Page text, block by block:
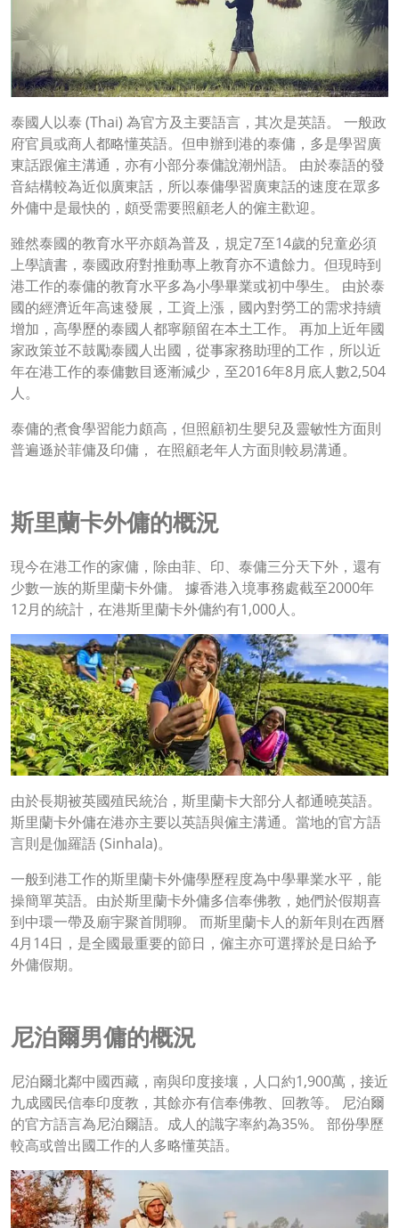
泰國人以泰 (Thai) 為官方及主要語言，其次是英語。 一般政
府官員或商人都略懂英語。但申辦到港的泰傭，多是學習廣
東話跟僱主溝通，亦有小部分泰傭說潮州語。 由於泰語的發
音結構較為近似廣東話，所以泰傭學習廣東話的速度在眾多
外傭中是最快的，頗受需要照顧老人的僱主歡迎。
雖然泰國的教育水平亦頗為普及，規定7至14歲的兒童必須
上學讀書，泰國政府對推動專上教育亦不遺餘力。但現時到
港工作的泰傭的教育水平多為小學畢業或初中學生。 由於泰
國的經濟近年高速發展，工資上漲，國內對勞工的需求持續
增加，高學歷的泰國人都寧願留在本土工作。 再加上近年國
家政策並不鼓勵泰國人出國，從事家務助理的工作，所以近
年在港工作的泰傭數目逐漸減少，至2016年8月底人數2,504
人。
泰傭的煮食學習能力頗高，但照顧初生嬰兒及靈敏性方面則
普遍遜於菲傭及印傭， 在照顧老年人方面則較易溝通。
斯里蘭卡外傭的概況
現今在港工作的家傭，除由菲、印、泰傭三分天下外，還有
少數一族的斯里蘭卡外傭。 據香港入境事務處截至2000年
12月的統計，在港斯里蘭卡外傭約有1,000人。
由於長期被英國殖民統治，斯里蘭卡大部分人都通曉英語。
斯里蘭卡外傭在港亦主要以英語與僱主溝通。當地的官方語
言則是伽羅語 (Sinhala)。
一般到港工作的斯里蘭卡外傭學歷程度為中學畢業水平，能
操簡單英語。由於斯里蘭卡外傭多信奉佛教，她們於假期喜
到中環一帶及廟宇聚首閒聊。 而斯里蘭卡人的新年則在西曆
4月14日，是全國最重要的節日，僱主亦可選擇於是日給予
外傭假期。
尼泊爾男傭的概況
尼泊爾北鄰中國西藏，南與印度接壤，人口約1,900萬，接近
九成國民信奉印度教，其餘亦有信奉佛教、回教等。 尼泊爾
的官方語言為尼泊爾語。成人的識字率約為35%。 部份學歷
較高或曾出國工作的人多略懂英語。